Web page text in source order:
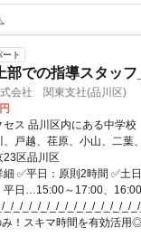
ト
部での指導スタッ
式会社 関東支社(品川区)
セス 品川区内にある中学
、戸越、荏原、小山、二
お聞かせください！
23区品川区
✅平日：原則2時間 ✅土
平日…15:00～17:00、
_/_/_/_/_/_/_/_/_/_/_/_/_/_/
み！スキマ時間を有効活用